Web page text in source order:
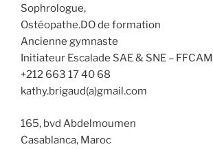
Sophrologue,
Ostéopathe.DO de formation
Ancienne gymnaste
Initiateur Escalade SAE & SNE – FFCAM
+212 663 17 40 68
kathy.brigaud(a)gmail.com
165, bvd Abdelmoumen
Casablanca, Maroc